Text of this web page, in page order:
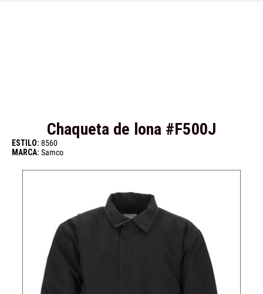
Chaqueta de lona #F500J
ESTILO: 8560
MARCA: Samco